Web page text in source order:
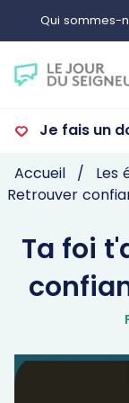
Qui sommes-
Je fais un
Accueil Les
Retrouver
Ta foi